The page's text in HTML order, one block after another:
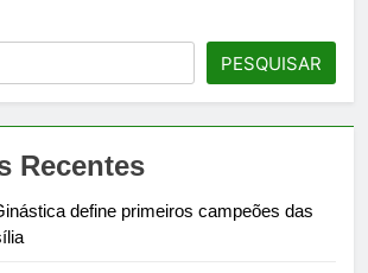
PESQUISAR
Recentes
define primeiros campeões das